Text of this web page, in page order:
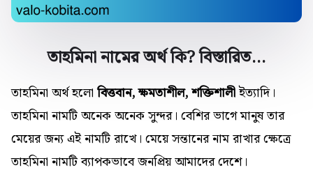
তাহমিনা নামের অর্থ কি? বিস্তারিত…
তাহমিনা অর্থ হলোবিত্তবান, ক্ষমতাশীল, শক্তিশালীইত্যাদি।
তাহমিনা নামটি অনেকঅনেকসুন্দর। বেশির ভাগে মানুষ তার
মেয়ের জন্য এই নামটি রাখে। মেয়ে সন্তানের নাম রাখার ক্ষেত্রে
তাহমিনা নামটি ব্যাপকভাবে জনপ্রিয় আমাদের দেশে।